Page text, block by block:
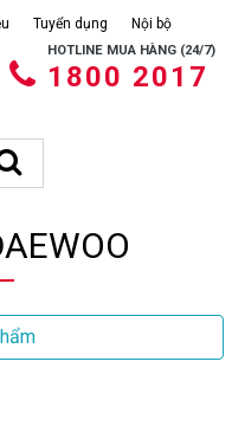
Tuyển dụng Nội bộ
HOTLINE MUA HÀNG (24/7)
1800 2017